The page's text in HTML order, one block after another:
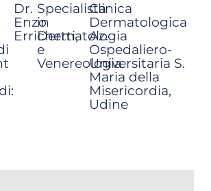
Dr.
Enzo
Errichetti,
Specialista
in
Dermatologia
e
Venereologia
Clinica
Dermatologica
Az.
Ospedaliero-
Universitaria S.
Maria della
Misericordia,
Udine